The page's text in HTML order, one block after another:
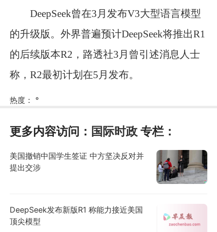
DeepSeek曾在3月发布V3大型语言模型
的升级版。外界普遍预计DeepSeek将推出R1
的后续版本R2，路透社3月曾引述消息人士
称，R2最初计划在5月发布。
热度： °
更多内容访问： 国际时政 专栏：
美国撤销中国学生签证 中方坚决反对并
提出交涉
DeepSeek发布新版R1 称能力接近美国
顶尖模型